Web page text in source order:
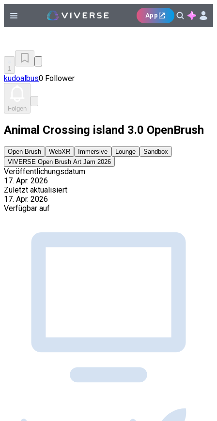
App
1
kudoalbus0 Follower
Folgen
Animal Crossing island 3.0 OpenBrush
Open Brush WebXR Immersive Lounge
Sandbox
VIVERSE Open Brush Art Jam 2026
Veröffentlichungsdatum
17. Apr. 2026
Zuletzt aktualisiert
17. Apr. 2026
Verfügbar auf